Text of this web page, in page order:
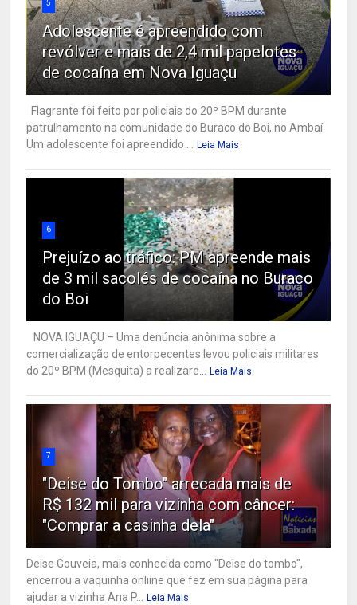
5
Adolescente é apreendido com
revólver e mais de 2,4 mil papelotes
de cocaína em Nova Iguaçu
Flagrante foi feito por policiais do 20º BPM durante
patrulhamento na comunidade do Buraco do Boi, no Ambaí
Um adolescente foi apreendido ... Leia Mais
6
Prejuízo ao tráfico: PM apreende mais
de 3 mil sacolés de cocaína no Buraco
do Boi
NOVA IGUAÇU – Uma denúncia anônima sobre a
comercialização de entorpecentes levou policiais militares
do 20º BPM (Mesquita) a realizare... Leia Mais
7
"Deise do Tombo" arrecada mais de
R$ 132 mil para vizinha com câncer:
"Comprar a casinha dela"
Deise Gouveia, mais conhecida como "Deise do tombo",
encerrou a vaquinha onliine que fez em sua página para
ajudar a vizinha Ana P... Leia Mais